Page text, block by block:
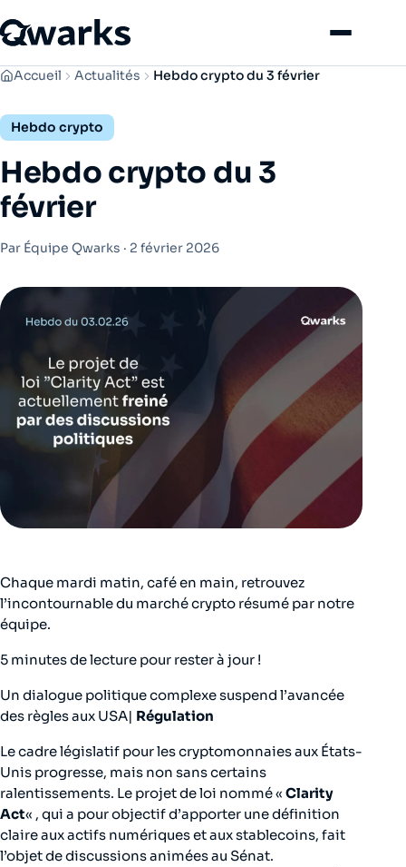
Menu
Accueil Actualités Hebdo crypto du 3 février
Hebdo crypto
Hebdo crypto du 3
février
Par Équipe Qwarks · 2 février 2026
Chaque mardi matin, café en main, retrouvez
l’incontournable du marché crypto résumé par notre
équipe.
5 minutes de lecture pour rester à jour !
Un dialogue politique complexe suspend l’avancée
des règles aux USA| Régulation
Le cadre législatif pour les cryptomonnaies aux États-
Unis progresse, mais non sans certains
ralentissements. Le projet de loi nommé « Clarity
Act« , qui a pour objectif d’apporter une définition
claire aux actifs numériques et aux stablecoins, fait
l’objet de discussions animées au Sénat.